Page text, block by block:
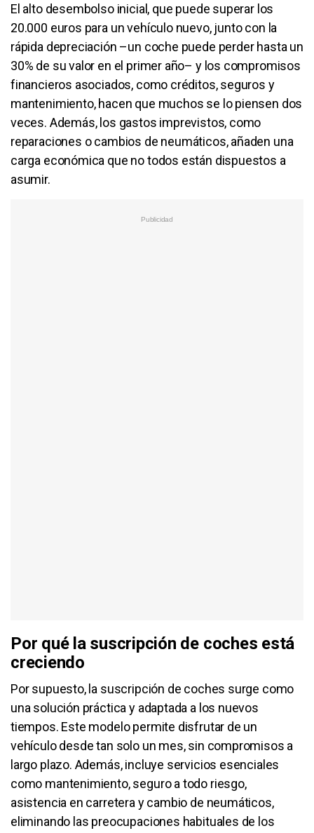
El alto desembolso inicial, que puede superar los
20.000 euros para un vehículo nuevo, junto con la
rápida depreciación –un coche puede perder hasta un
30% de su valor en el primer año– y los compromisos
financieros asociados, como créditos, seguros y
mantenimiento, hacen que muchos se lo piensen dos
veces. Además, los gastos imprevistos, como
reparaciones o cambios de neumáticos, añaden una
carga económica que no todos están dispuestos a
asumir.
Por qué la suscripción de coches está
creciendo
Por supuesto, la suscripción de coches surge como
una solución práctica y adaptada a los nuevos
tiempos. Este modelo permite disfrutar de un
vehículo desde tan solo un mes, sin compromisos a
largo plazo. Además, incluye servicios esenciales
como mantenimiento, seguro a todo riesgo,
asistencia en carretera y cambio de neumáticos,
eliminando las preocupaciones habituales de los